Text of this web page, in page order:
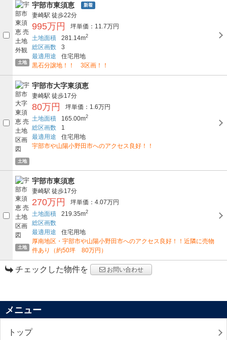
土地
宇部市東須恵 新着
妻崎駅 徒歩22分
995万円
坪単価：11.7万円
土地面積
281.14m2
総区画数
3
最適用途
住宅用地
黒石分譲地！！ 3区画！！
土地
宇部市大字東須恵
妻崎駅 徒歩17分
80万円
坪単価：1.6万円
土地面積
165.00m2
総区画数
1
最適用途
住宅用地
宇部市や山陽小野田市へのアクセス良好！！
土地
宇部市東須恵
妻崎駅 徒歩17分
270万円
坪単価：4.07万円
土地面積
219.35m2
総区画数
最適用途
住宅用地
厚南地区・宇部市や山陽小野田市へのアクセス良好！！近隣に売物
件あり（約50坪 80万円）
チェックした物件を お問い合わせ
メニュー
トップ